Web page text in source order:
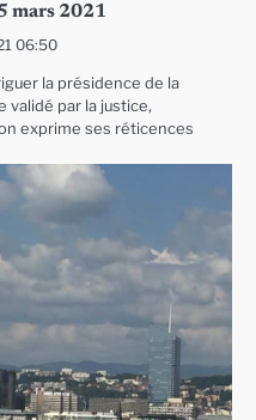
mars 2021
06:50
la présidence de la
validé par la justice,
exprime ses réticences